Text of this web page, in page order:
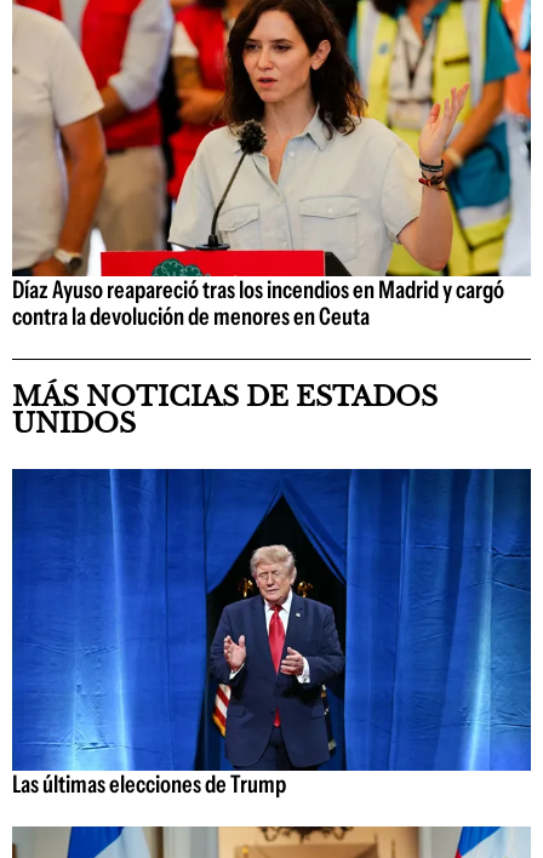
Díaz Ayuso reapareció tras los incendios en Madrid y cargó
contra la devolución de menores en Ceuta
MÁS NOTICIAS DE ESTADOS
UNIDOS
Las últimas elecciones de Trump